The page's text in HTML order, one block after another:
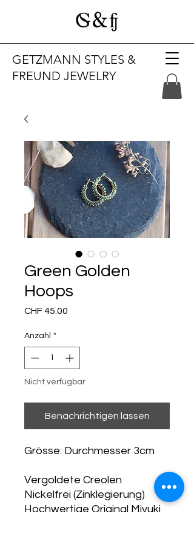
GETZMANN STYLES &
FREUND JEWELRY
Green Golden
Hoops
CHF 45.00
Anzahl *
Nicht verfügbar
Benachrichtigen lassen
Grösse: Durchmesser 3cm
Vergoldete Creolen
Nickelfrei (Zinklegierung)
Hochwertige Original Miyuki